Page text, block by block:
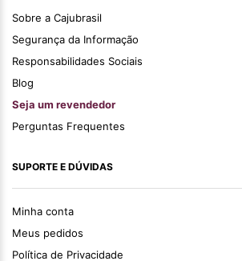
Sobre a Cajubrasil
Segurança da Informação
Responsabilidades Sociais
Blog
Seja um revendedor
Perguntas Frequentes
SUPORTE E DÚVIDAS
Minha conta
Meus pedidos
Política de Privacidade